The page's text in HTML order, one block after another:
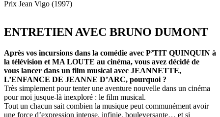
Prix Jean Vigo (1997)
ENTRETIEN AVEC BRUNO DUMONT
Après vos incursions dans la comédie avec P’TIT QUINQUIN à
la télévision et MA LOUTE au cinéma, vous avez décidé de
vous lancer dans un film musical avec JEANNETTE,
L’ENFANCE DE JEANNE D’ARC, pourquoi ?
Très simplement pour tenter une aventure nouvelle dans un cinéma
pour moi jusque-là inexploré : le film musical.
Tout un chacun sait combien la musique peut communément avoir
une force d’expression intense, infinie, bouleversante… et si